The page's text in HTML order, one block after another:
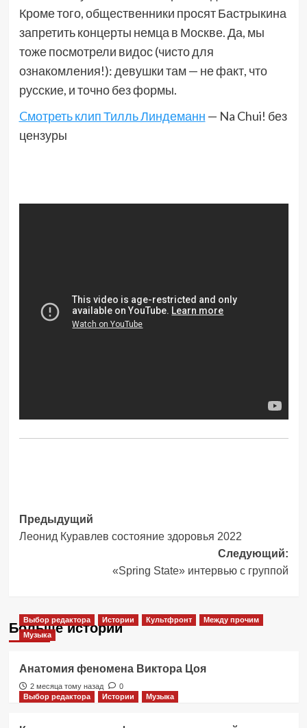
Кроме того, общественники просят Бастрыкина
запретить концерты немца в Москве. Да, мы
тоже посмотрели видос (чисто для
ознакомления!): девушки там — не факт, что
русские, и точно без формы.
Cмотреть клип Тилль Линдеманн — Na Chui! без
цензуры
Навигация
записи
Предыдущий
Леонид Куравлев состояние здоровья 2022
Следующий:
«Spring State» интервью с группой
Больше историй
Выбор редактора Истории Культфронт
Между прочим
Музыка
Анатомия феномена Виктора Цоя
2 месяца тому назад
0
Выбор редактора
Истории Музыка